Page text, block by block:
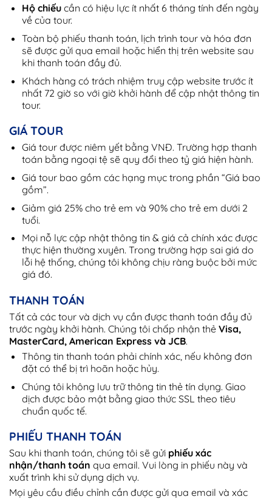
Hộ chiếucần có hiệu lực ít nhất 6 tháng tính đến ngày
về của tour.
Toàn bộ phiếu thanh toán, lịch trình tour và hóa đơn
sẽ được gửi qua email hoặc hiển thị trên website sau
khi thanh toán đầy đủ.
Khách hàng có trách nhiệm truy cập website trước ít
nhất 72 giờ so với giờ khởi hành để cập nhật thông tin
tour.
GIÁ TOUR
Giá tour được niêm yết bằng VNĐ. Trường hợp thanh
toán bằng ngoại tệ sẽ quy đổi theo tỷ giá hiện hành.
Giá tour bao gồm các hạng mục trong phần “Giá bao
gồm”.
Giảm giá 25% cho trẻ em và 90% cho trẻ em dưới 2
tuổi.
Mọi nỗ lực cập nhật thông tin & giá cả chính xác được
thực hiện thường xuyên. Trong trường hợp sai giá do
lỗi hệ thống, chúng tôi không chịu ràng buộc bởi mức
giá đó.
THANH TOÁN
Tất cả các tour và dịch vụ cần được thanh toán đầy đủ
trước ngày khởi hành. Chúng tôi chấp nhận thẻ Visa,
MasterCard, American Express và JCB.
Thông tin thanh toán phải chính xác, nếu không đơn
đặt có thể bị trì hoãn hoặc hủy.
Chúng tôi không lưu trữ thông tin thẻ tín dụng. Giao
dịch được bảo mật bằng giao thức SSL theo tiêu
chuẩn quốc tế.
PHIẾU THANH TOÁN
Sau khi thanh toán, chúng tôi sẽ gửi phiếu xác
nhận/thanh toán qua email. Vui lòng in phiếu này và
xuất trình khi sử dụng dịch vụ.
Mọi yêu cầu điều chỉnh cần được gửi qua email và xác